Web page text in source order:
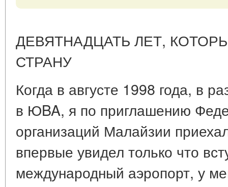
ДЕВЯТНАДЦАТЬ ЛЕТ,
СТРАНУ
Когда в августе 1998 года, в
в ЮBA, я по приглашению
организаций Малайзии
впервые увидел только что
международный аэропорт, у